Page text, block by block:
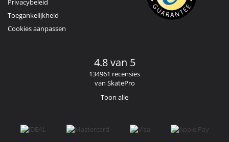
Privacybeleid
Toegankelijkheid
Cookies aanpassen
4.8 van 5
134961 recensies
van SkatePro
Toon alle